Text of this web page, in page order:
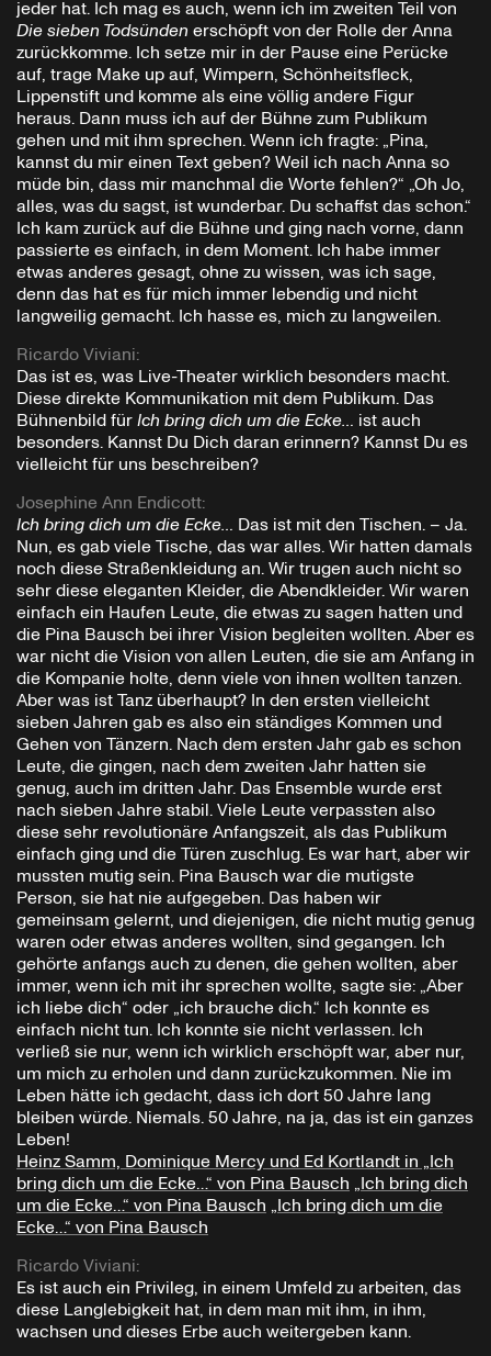
jeder hat. Ich mag es auch, wenn ich im zweiten Teil von
Die sieben Todsünden erschöpft von der Rolle der Anna
zurückkomme. Ich setze mir in der Pause eine Perücke
auf, trage Make up auf, Wimpern, Schönheitsfleck,
Lippenstift und komme als eine völlig andere Figur
heraus. Dann muss ich auf der Bühne zum Publikum
gehen und mit ihm sprechen. Wenn ich fragte: „Pina,
kannst du mir einen Text geben? Weil ich nach Anna so
müde bin, dass mir manchmal die Worte fehlen?“ „Oh Jo,
alles, was du sagst, ist wunderbar. Du schaffst das schon.“
Ich kam zurück auf die Bühne und ging nach vorne, dann
passierte es einfach, in dem Moment. Ich habe immer
etwas anderes gesagt, ohne zu wissen, was ich sage,
denn das hat es für mich immer lebendig und nicht
langweilig gemacht. Ich hasse es, mich zu langweilen.
Ricardo Viviani:
Das ist es, was Live-Theater wirklich besonders macht.
Diese direkte Kommunikation mit dem Publikum. Das
Bühnenbild fürIch bring dich um die Ecke… ist auch
besonders. Kannst Du Dich daran erinnern? Kannst Du es
vielleicht für uns beschreiben?
Josephine Ann Endicott:
Ich bring dich um die Ecke… Das ist mit den Tischen. – Ja.
Nun, es gab viele Tische, das war alles. Wir hatten damals
noch diese Straßenkleidung an. Wir trugen auch nicht so
sehr diese eleganten Kleider, die Abendkleider. Wir waren
einfach ein Haufen Leute, die etwas zu sagen hatten und
die Pina Bausch bei ihrer Vision begleiten wollten. Aber es
war nicht die Vision von allen Leuten, die sie am Anfang in
die Kompanie holte, denn viele von ihnen wollten tanzen.
Aber was ist Tanz überhaupt? In den ersten vielleicht
sieben Jahren gab es also ein ständiges Kommen und
Gehen von Tänzern. Nach dem ersten Jahr gab es schon
Leute, die gingen, nach dem zweiten Jahr hatten sie
genug, auch im dritten Jahr. Das Ensemble wurde erst
nach sieben Jahre stabil. Viele Leute verpassten also
diese sehr revolutionäre Anfangszeit, als das Publikum
einfach ging und die Türen zuschlug. Es war hart, aber wir
mussten mutig sein. Pina Bausch war die mutigste
Person, sie hat nie aufgegeben. Das haben wir
gemeinsam gelernt, und diejenigen, die nicht mutig genug
waren oder etwas anderes wollten, sind gegangen. Ich
gehörte anfangs auch zu denen, die gehen wollten, aber
immer, wenn ich mit ihr sprechen wollte, sagte sie: „Aber
ich liebe dich“ oder „ich brauche dich.“ Ich konnte es
einfach nicht tun. Ich konnte sie nicht verlassen. Ich
verließ sie nur, wenn ich wirklich erschöpft war, aber nur,
um mich zu erholen und dann zurückzukommen. Nie im
Leben hätte ich gedacht, dass ich dort 50 Jahre lang
bleiben würde. Niemals. 50 Jahre, na ja, das ist ein ganzes
Leben!
Heinz Samm, Dominique Mercy und Ed Kortlandt in „Ich
bring dich um die Ecke…“ von Pina Bausch „Ich bring dich
um die Ecke…“ von Pina Bausch „Ich bring dich um die
Ecke…“ von Pina Bausch
Ricardo Viviani:
Es ist auch ein Privileg, in einem Umfeld zu arbeiten, das
diese Langlebigkeit hat, in dem man mit ihm, in ihm,
wachsen und dieses Erbe auch weitergeben kann.